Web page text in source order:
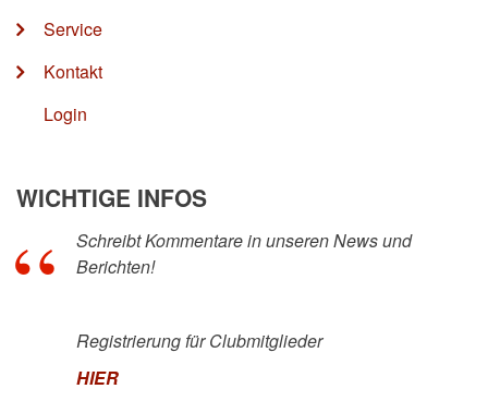
Service
Kontakt
Login
WICHTIGE INFOS
Schreibt Kommentare in unseren News und
Berichten!
Registrierung für Clubmitglieder
HIER